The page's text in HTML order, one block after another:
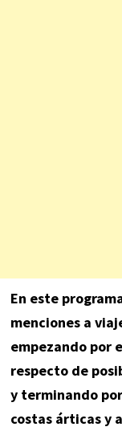
En este
menciones a
empezando por
respecto de
y terminando
costas árticas y